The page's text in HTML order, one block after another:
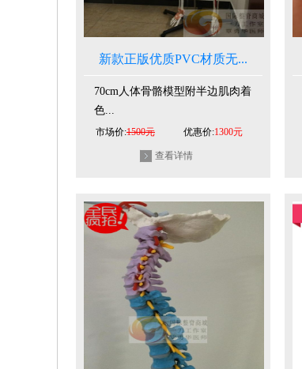
新款正版优质PVC材质无...
70cm人体骨骼模型附半边肌肉着
色...
市场价:1500元 优惠价:1300元
查看详情